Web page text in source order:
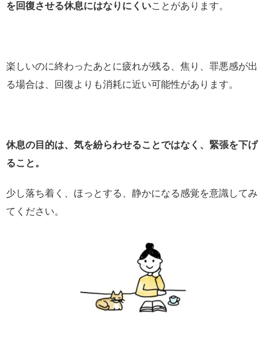
を回復させる休息にはなりにくいことがあります。
楽しいのに終わったあとに疲れが残る、焦り、罪悪感が出
る場合は、回復よりも消耗に近い可能性があります。
休息の目的は、気を紛らわせることではなく、緊張を下げ
ること。
少し落ち着く、ほっとする、静かになる感覚を意識してみ
てください。